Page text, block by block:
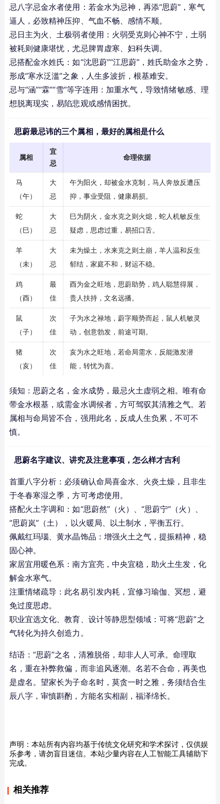
忌八字忌金水者使用：若金水为忌神，再添“思蔚”，寒气
逼人，必致精神压抑、气血不畅、感情不顺。
忌日主为火、土极弱者使用：火弱受克则心神不宁，土弱
被耗则健康堪忧，尤忌脾胃虚寒、妇科失调。
忌搭配金水姓氏：如“沈思蔚”“江思蔚”，姓氏助金水之势，
形成“寒水泛滥”之象，人生多波折，根基难安。
忌与“涵”“霖”“雪”等字连用：加重水气，导致情绪敏感、理
想脱离现实，易陷悲观或感情困扰。
思蔚最忌讳的三个属相，最好的属相是什么
属相
宜
忌
命理依据
马
（午）
大
忌
午为阳火，却被金水克制，马人奔放反遭压
抑，事业受阻，健康易损。
蛇
（巳）
大
忌
巳为阴火，金水克之则火熄，蛇人机敏反生
疑虑，思虑过重，易招口舌。
羊
（未）
大
忌
未为燥土，水来克之则土崩，羊人温和反生
郁结，家庭不和，财运不稳。
鸡
（酉）
最
佳
酉为金之旺地，思蔚助势，鸡人聪慧得展，
贵人扶持，文名远播。
鼠
（子）
次
佳
子为水之禄地，蔚字顺势而起，鼠人机敏灵
动，创意勃发，前途可期。
猪
（亥）
次
佳
亥为水之旺地，若命局需水，反能激发潜
能，转忧为喜。
须知：思蔚之名，金水成势，最忌火土虚弱之相。唯有命
带金水根基，或需金水调候者，方可驾驭其清雅之气。若
属相与命局皆不合，强用此名，反成人生负累，不可不
慎。
思蔚名字建议、讲究及注意事项，怎么样才吉利
首重八字分析：必须确认命局喜金水、火炎土燥，且非生
于冬春寒湿之季，方可考虑使用。
搭配火土字调和：如“思蔚然”（火）、“思蔚宁”（火）、
“思蔚岚”（土），以火暖局、以土制水，平衡五行。
佩戴红玛瑙、黄水晶饰品：增强火土之气，提振精神，稳
固心神。
家居宜用暖色系：南方宜亮，中央宜稳，助火土生发，化
解金水寒气。
注重情绪疏导：此名易引发内耗，宜修习瑜伽、冥想，避
免过度思虑。
职业宜选文化、教育、设计等静思型领域：可将“思蔚”之
气转化为持久创造力。
结语：“思蔚”之名，清雅脱俗，却非人人可承。命理取
名，重在补弊救偏，而非追风逐潮。名若不合命，再美也
是虚名。望家长为子命名时，莫贪一时之雅，务须结合生
辰八字，审慎斟酌，方能名实相副，福泽绵长。
声明：本站所有内容均基于传统文化研究和学术探讨，仅供娱
乐参考，请勿盲目迷信。本站少量内容在人工智能工具辅助下
完成。
相关推荐